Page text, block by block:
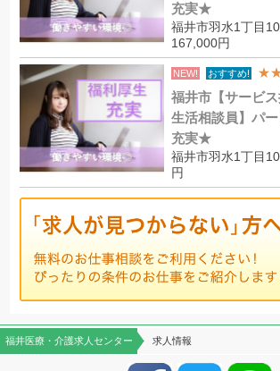
充実★
福井市羽水1丁目
167,000円
NEW! おすすめ!
福井市【サービス
生活相談員】パ
充実★
福井市羽水1丁目
円
福井医療・介護求人センター 求人情報